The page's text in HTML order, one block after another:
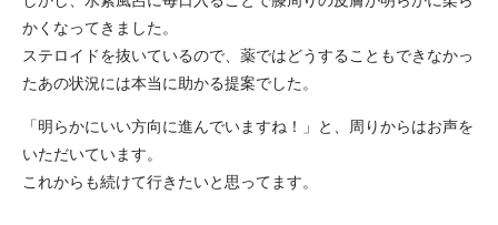
かくなってきました。
ステロイドを抜いているので、薬ではどうすることもできなかっ
たあの状況には本当に助かる提案でした。
「明らかにいい方向に進んでいますね！」と、周りからはお声を
いただいています。
これからも続けて行きたいと思ってます。